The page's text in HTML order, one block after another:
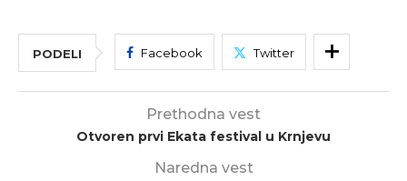
PODELI Facebook Twitter
Prethodna vest
Otvoren prvi Ekata festival u Krnjevu
Naredna vest